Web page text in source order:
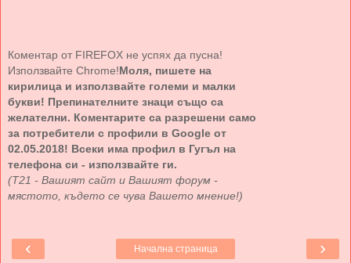
Коментар от FIREFOX не успях да пусна!
Използвайте Chrome!Моля, пишете на
кирилица и използвайте големи и малки
букви! Препинателните знаци също са
желателни. Коментарите са разрешени само
за потребители с профили в Google от
02.05.2018! Всеки има профил в Гугъл на
телефона си - използвайте ги.
(Т21 - Вашият сайт и Вашият форум -
мястото, където се чува Вашето мнение!)
‹ ›
Начална страница